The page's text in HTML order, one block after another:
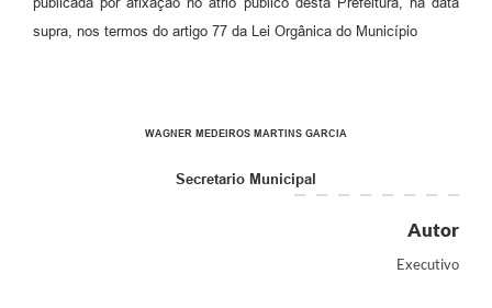
supra, nos termos do artigo 77 da Lei Orgânica do Município
WAGNER MEDEIROS MARTINS GARCIA
Secretario Municipal
Autor
Executivo